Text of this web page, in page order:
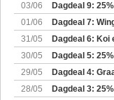
03/06
Dagdeal 9:
01/06
Dagdeal 7:
31/05
Dagdeal 6: Koi
30/05
Dagdeal 5:
29/05
Dagdeal 4:
28/05
Dagdeal 3: